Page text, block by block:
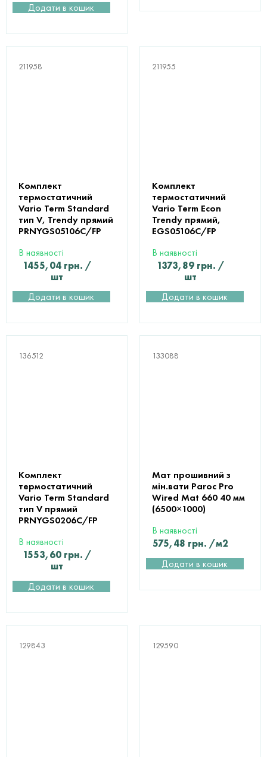
Додати в кошик
211958
Комплект
термостатичний
Vario Term Standard
тип V, Trendy прямий
PRNYGS05106C/FP
В наявності
1455,04 грн. /
шт
Додати в кошик
211955
Комплект
термостатичний
Vario Term Econ
Trendy прямий,
EGS05106C/FP
В наявності
1373,89 грн. /
шт
Додати в кошик
136512
Комплект
термостатичний
Vario Term Standard
тип V прямий
PRNYGS0206C/FP
В наявності
1553,60 грн. /
шт
Додати в кошик
133088
Мат прошивний з
мін.вати Paroc Pro
Wired Mat 660 40 мм
(6500×1000)
В наявності
575,48 грн. /м2
Додати в кошик
129843 129590